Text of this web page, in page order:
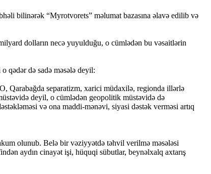
bilinərək “Myrotvorets” məlumat bazasına əlavə edilib və
dolların necə yuyulduğu, o cümlədən bu vəsaitlərin
qədər də sadə məsələ deyil:
Qarabağda separatizm, xarici müdaxilə, regionda illərlə
deyil, o cümlədən geopolitik müstəvidə də
və ona maddi-mənəvi, siyasi dəstək verməsi artıq
olunub. Belə bir vəziyyətdə təhvil verilmə məsələsi
aydın cinayət işi, hüquqi sübutlar, beynəlxalq axtarış